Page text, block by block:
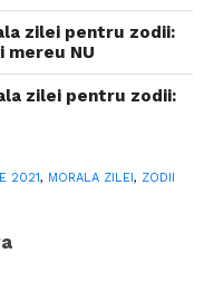
zilei pentru zodii:
mereu NU
zilei pentru zodii:
2021, MORALA ZILEI, ZODII